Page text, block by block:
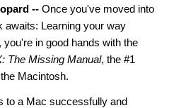
-- Once you've moved into
awaits: Learning your way
you're in good hands with the
The Missing Manual, the #1
Macintosh.
to a Mac successfully and